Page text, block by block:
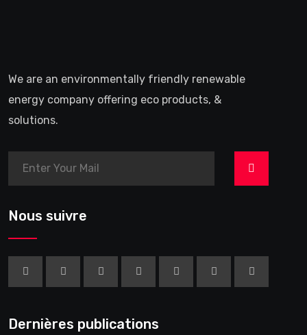
We are an environmentally friendly renewable
energy company offering eco products, &
solutions.
>
Nous suivre
Dernières publications